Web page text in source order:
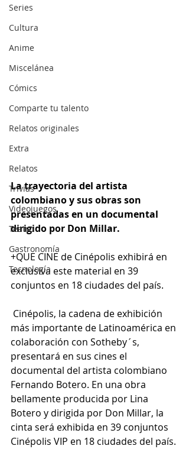
Series
Cultura
Anime
Miscelánea
Cómics
Comparte tu talento
Relatos originales
Extra
Relatos
Trivias
Videojuegos
Teatro
Gastronomía
Tecnología
La trayectoria del artista
colombiano y sus obras son
presentadas en un documental
dirigido por Don Millar.
+QUE CINE de Cinépolis exhibirá en
exclusiva este material en 39
conjuntos en 18 ciudades del país.
más importante de Latinoamérica en
colaboración con Sotheby´s,
presentará en sus cines el
documental del artista colombiano
Fernando Botero. En una obra
bellamente producida por Lina
Botero y dirigida por Don Millar, la
cinta será exhibida en 39 conjuntos
Cinépolis VIP en 18 ciudades del país.